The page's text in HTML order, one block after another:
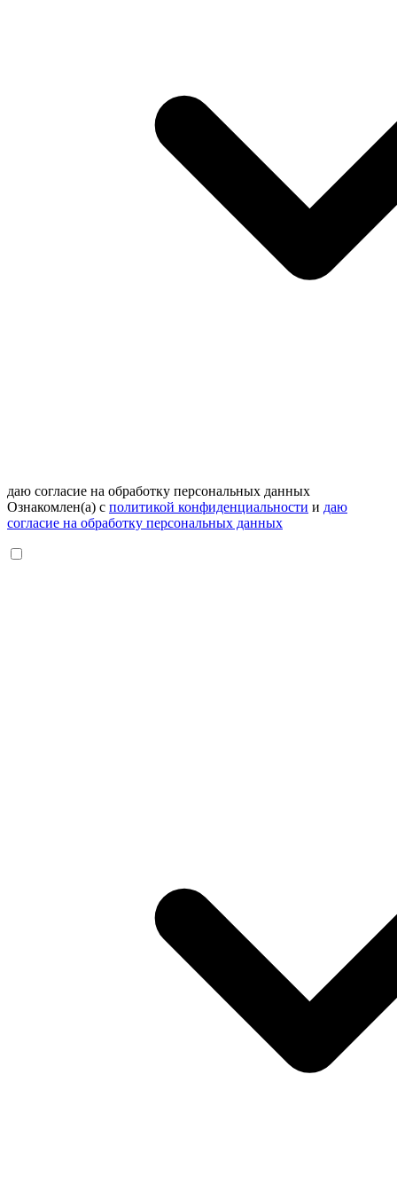
даю согласие на обработку персональных данных
Ознакомлен(а) с политикой конфиденциальности и даю
согласие на обработку персональных данных